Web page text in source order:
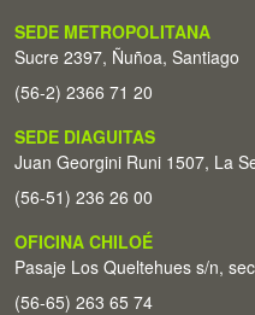
SEDE METROPOLITANA
Sucre 2397, Ñuñoa, Santiago
(56-2) 2366 71 20
SEDE DIAGUITAS
Juan Georgini Runi 1507, La
(56-51) 236 26 00
OFICINA CHILOÉ
Pasaje Los Queltehues s/n,
(56-65) 263 65 74